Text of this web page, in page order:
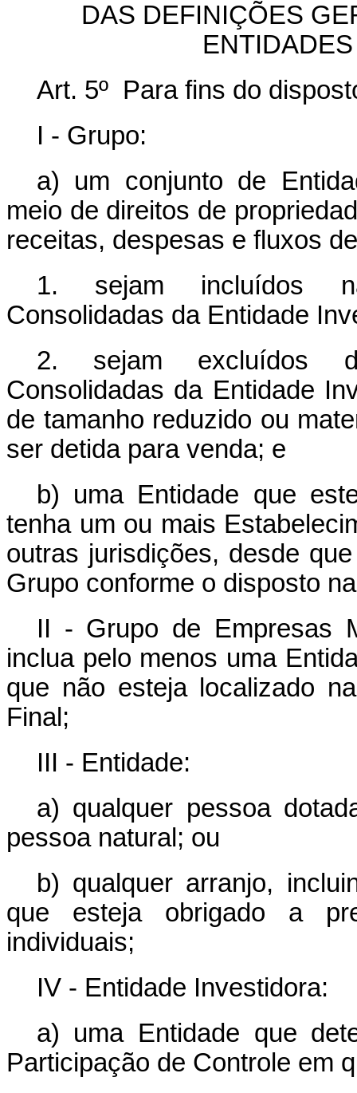
DAS DEFINIÇÕES
Art. 5º Para fins do
I - Grupo:
a) um conjunto de
meio de direitos de
receitas, despesas e fluxos
1. sejam incluídos
Consolidadas da Entidade
2. sejam excluídos
Consolidadas da Entidade
de tamanho reduzido ou
ser detida para venda; e
b) uma Entidade que
tenha um ou mais
outras jurisdições, desde
Grupo conforme o disposto na
II - Grupo de Empresas
inclua pelo menos uma
que não esteja localizado
Final;
III - Entidade:
a) qualquer pessoa
pessoa natural; ou
b) qualquer arranjo,
que esteja obrigado a
individuais;
IV - Entidade Investidora:
a) uma Entidade que
Participação de Controle em